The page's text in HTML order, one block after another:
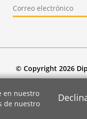
© Copyright 2026
en nuestro
de nuestro